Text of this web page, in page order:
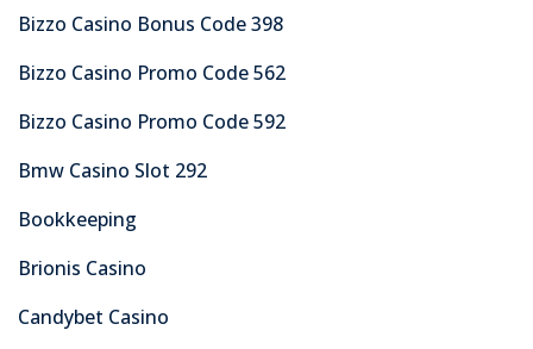
Bizzo Casino Bonus Code 398
Bizzo Casino Promo Code 562
Bizzo Casino Promo Code 592
Bmw Casino Slot 292
Bookkeeping
Brionis Casino
Candybet Casino